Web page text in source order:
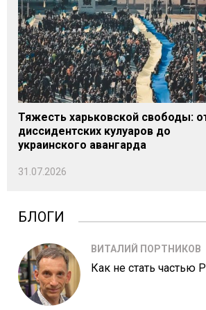
Тяжесть харьковской свободы:
диссидентских кулуаров до
украинского авангарда
31.07.2026
БЛОГИ
ВИТАЛИЙ ПОРТНИКОВ
Как не стать частью